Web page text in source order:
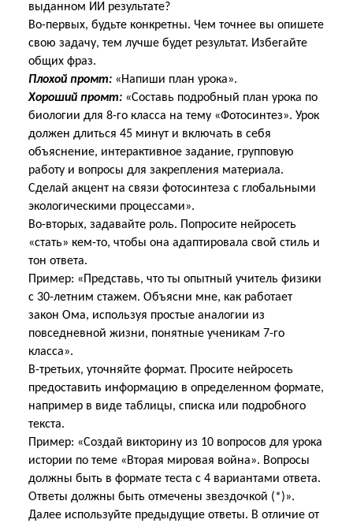
выданном ИИ результате?
Во-первых, будьте конкретны. Чем точнее вы опишете
свою задачу, тем лучше будет результат. Избегайте
общих фраз.
Плохой промт: «Напиши план урока».
Хороший промт: «Составь подробный план урока по
биологии для 8-го класса на тему «Фотосинтез». Урок
должен длиться 45 минут и включать в себя
объяснение, интерактивное задание, групповую
работу и вопросы для закрепления материала.
Сделай акцент на связи фотосинтеза с глобальными
экологическими процессами».
Во-вторых, задавайте роль. Попросите нейросеть
«стать» кем-то, чтобы она адаптировала свой стиль и
тон ответа.
Пример: «Представь, что ты опытный учитель физики
с 30-летним стажем. Объясни мне, как работает
закон Ома, используя простые аналогии из
повседневной жизни, понятные ученикам 7-го
класса».
В-третьих, уточняйте формат. Просите нейросеть
предоставить информацию в определенном формате,
например в виде таблицы, списка или подробного
текста.
Пример: «Создай викторину из 10 вопросов для урока
истории по теме «Вторая мировая война». Вопросы
должны быть в формате теста с 4 вариантами ответа.
Ответы должны быть отмечены звездочкой (*)».
Далее используйте предыдущие ответы. В отличие от